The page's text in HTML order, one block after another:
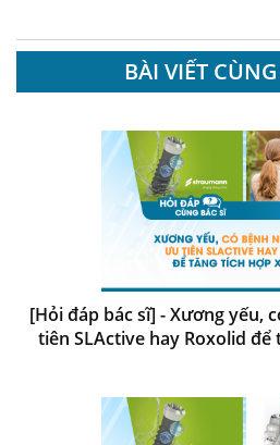
BÀI VIẾT
[Hỏi đáp bác sĩ] - Xương yếu,
tiên SLActive hay Roxolid